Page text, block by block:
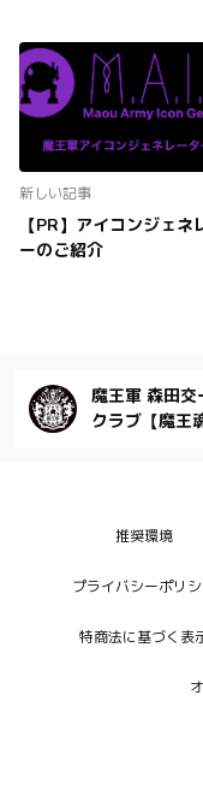
新しい記事
【PR】アイコンジェネ
ーのご紹介
魔王軍 森田交
クラブ【魔王
推奨環境
プライバシーポリ
特商法に基づく表